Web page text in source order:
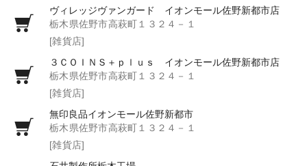
ヴィレッジヴァンガード イオンモール佐野新都市店
栃木県佐野市高萩町１３２４－１
[雑貨店]
３ＣＯＩＮＳ＋ｐｌｕｓ イオンモール佐野新都市店
栃木県佐野市高萩町１３２４－１
[雑貨店]
無印良品イオンモール佐野新都市
栃木県佐野市高萩町１３２４－１
[雑貨店]